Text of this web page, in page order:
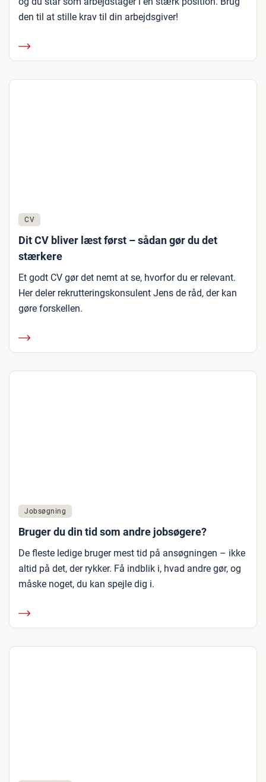
den til at stille krav til din arbejdsgiver!
CV
Dit CV bliver læst først – sådan gør du det
stærkere
Et godt CV gør det nemt at se, hvorfor du er relevant.
Her deler rekrutteringskonsulent Jens de råd, der kan
gøre forskellen.
Jobsøgning
Bruger du din tid som andre jobsøgere?
De fleste ledige bruger mest tid på ansøgningen – ikke
altid på det, der rykker. Få indblik i, hvad andre gør, og
måske noget, du kan spejle dig i.